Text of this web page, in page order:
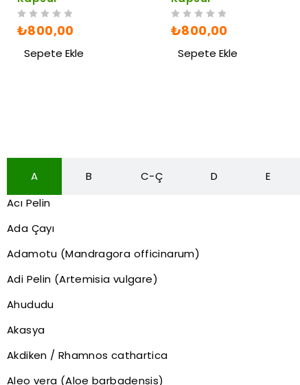
₺800,00
Sepete Ekle
₺800,00
Sepete Ekle
A B C-Ç D E
Acı Pelin
Ada Çayı
Adamotu (Mandragora officinarum)
Adi Pelin (Artemisia vulgare)
Ahududu
Akasya
Akdiken / Rhamnos cathartica
Aleo vera (Aloe barbadensis)